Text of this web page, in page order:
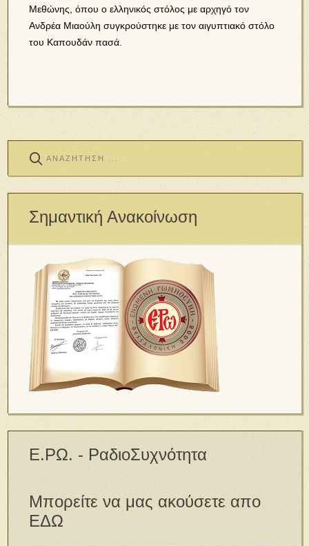
Μεθώνης, όπου ο ελληνικός στόλος με αρχηγό τον
Ανδρέα Μιαούλη συγκρούστηκε με τον αιγυπτιακό στόλο
του Καπουδάν πασά.
Σημαντική Ανακοίνωση
Ε.ΡΩ. - ΡαδιοΣυχνότητα
Μπορείτε να μας ακούσετε απο
ΕΔΩ